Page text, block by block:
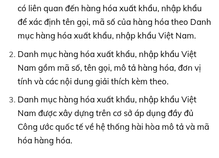
có liên quan đến hàng hóa xuất khẩu, nhập khẩu
để xác định tên gọi, mã số của hàng hóa theo Danh
mục hàng hóa xuất khẩu, nhập khẩu Việt Nam.
Danh mục hàng hóa xuất khẩu, nhập khẩu Việt
Nam gồm mã số, tên gọi, mô tả hàng hóa, đơn vị
tính và các nội dung giải thích kèm theo.
Danh mục hàng hóa xuất khẩu, nhập khẩu Việt
Nam được xây dựng trên cơ sở áp dụng đầy đủ
Công ước quốc tế về hệ thống hài hòa mô tả và mã
hóa hàng hóa.